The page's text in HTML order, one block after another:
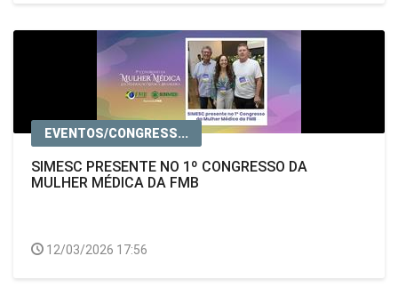
EVENTOS/CONGRESS...
SIMESC PRESENTE NO 1º CONGRESSO DA
MULHER MÉDICA DA FMB
12/03/2026 17:56